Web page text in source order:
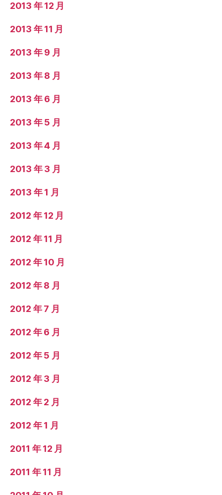
2013 年 12 月
2013 年 11 月
2013 年 9 月
2013 年 8 月
2013 年 6 月
2013 年 5 月
2013 年 4 月
2013 年 3 月
2013 年 1 月
2012 年 12 月
2012 年 11 月
2012 年 10 月
2012 年 8 月
2012 年 7 月
2012 年 6 月
2012 年 5 月
2012 年 3 月
2012 年 2 月
2012 年 1 月
2011 年 12 月
2011 年 11 月